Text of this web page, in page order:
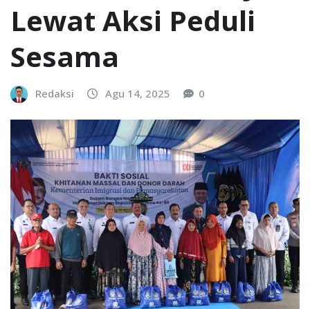
Lewat Aksi Peduli
Sesama
Redaksi Agu 14, 2025 0